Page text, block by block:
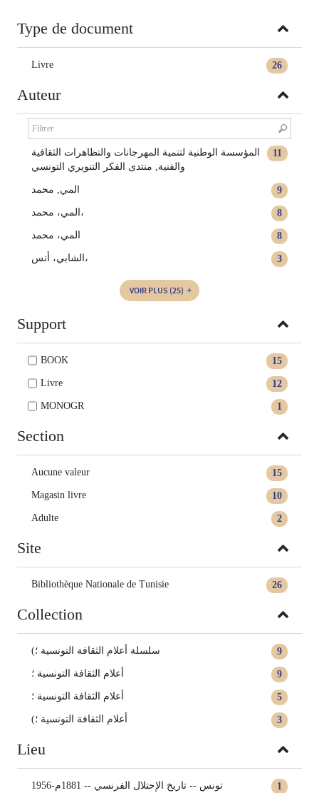
Type de document
26
Livre
Auteur
11
المؤسسة الوطنية لتنمية المهرجانات والتظاهرات الثقافية
والفنية‏‏‏‏‏, ‏منتدى الفكر التنويري التونسي‏‏
9 المي‏, ‏محمد‏
8 المي، محمد،
8 المي، ‏محمد‏
3 الشابي، أنس،
VOIR PLUS (25)
Support
15
BOOK
12
Livre
1
MONOGR
Section
15
Aucune valeur
10
Magasin livre
2
Adulte
Site
26
Bibliothèque Nationale de Tunisie
Collection
9 (سلسلة أعلام الثقافة التونسية ؛
9 أعلام الثقافة التونسية‏ ؛
5 أعلام الثقافة التونسية ؛
3 (أعلام الثقافة التونسية ؛
Lieu
1 تونس -- تاريخ الإحتلال الفرنسي -- 1881م-1956